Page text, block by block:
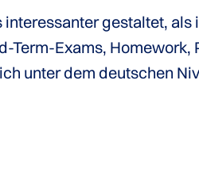
gestaltet, als
Term-Exams, Homework,
unter dem deutschen